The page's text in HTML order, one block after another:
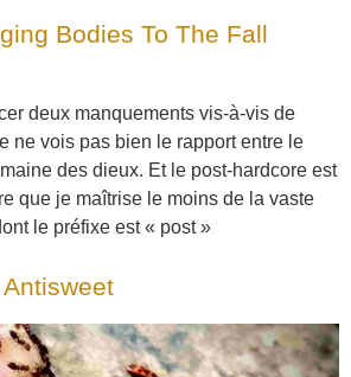
Bodies To The Fall
deux manquements vis-à-vis de
ne vois pas bien le rapport entre le
des dieux. Et le post-hardcore est
que je maîtrise le moins de la vaste
le préfixe est « post »